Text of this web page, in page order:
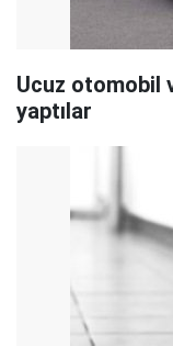
Ucuz otomobil
yaptılar